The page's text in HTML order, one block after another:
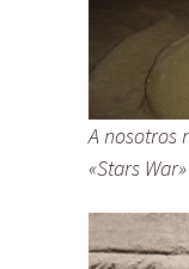
A nosotros
«Stars War»